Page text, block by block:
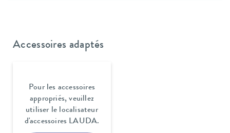
Accessoires adaptés
Pour les accessoires
appropriés, veuillez
utiliser le localisateur
d'accessoires LAUDA.